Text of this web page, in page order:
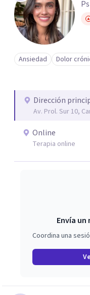
Ansiedad Dolor
Dirección
Av. Prol. Sur 10,
Online
Terapia online
Envía
Coordina una